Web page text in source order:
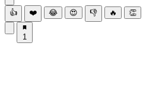
👍 ❤️ 😂 😍 👎 🔥 👏
1